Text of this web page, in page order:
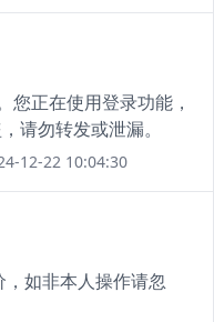
您正在使用登录功能，
请勿转发或泄漏。
12-22 10:04:30
，如非本人操作请忽